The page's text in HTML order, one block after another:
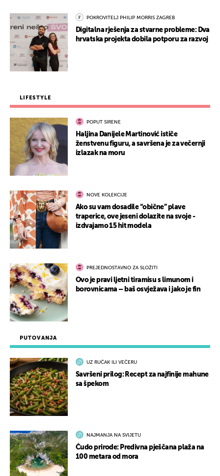
PUTOVANJA
UZ RUČAK ILI VEČERU
Savršeni prilog: Recept za najfinije mahune
sa špekom
NAJMANJA NA SVIJETU
Čudo prirode: Predivna pješčana plaža na
100 metara od mora
POKROVITELJ PHILIP MORRIS ZAGREB
Digitalna rješenja za stvarne probleme: Dva
hrvatska projekta dobila potporu za razvoj
LIFESTYLE
POPUT SIRENE
Haljina Danijele Martinović ističe
ženstvenu figuru, a savršena je za večernji
izlazak na moru
NOVE KOLEKCIJE
Ako su vam dosadile “obične” plave
traperice, ove jeseni dolazite na svoje -
izdvajamo 15 hit modela
PREJEDNOSTAVNO ZA SLOŽITI
Ovo je pravi ljetni tiramisu s limunom i
borovnicama – baš osvježava i jako je fin